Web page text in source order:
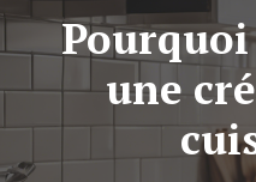
une